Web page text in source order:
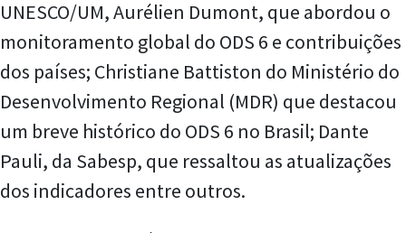
UNESCO/UM, Aurélien Dumont, que abordou o
monitoramento global do ODS 6 e contribuições
dos países; Christiane Battiston do Ministério do
Desenvolvimento Regional (MDR) que destacou
um breve histórico do ODS 6 no Brasil; Dante
Pauli, da Sabesp, que ressaltou as atualizações
dos indicadores entre outros.